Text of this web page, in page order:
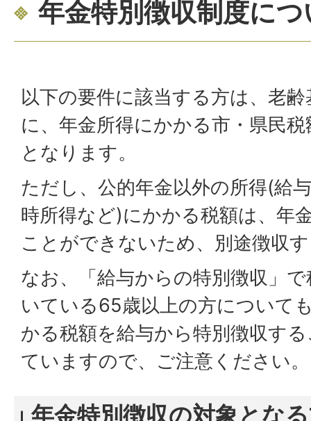
年金特別徴収制度につ
以下の要件に該当する方は、老
に、年金所得にかかる市・県民
となります。
ただし、公的年金以外の所得(給
時所得など)にかかる税額は、年
ことができないため、別途徴収
なお、「給与からの特別徴収」
いている65歳以上の方について
かる税額を給与から特別徴収す
ていますので、ご注意ください。
年金特別徴収の対象とな